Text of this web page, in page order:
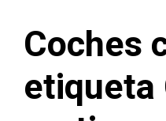
Coches
etiqueta